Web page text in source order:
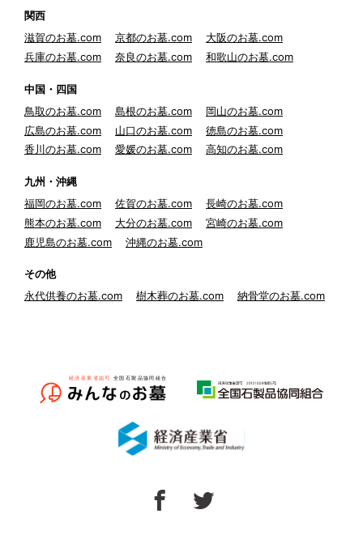
関西
滋賀のお墓.com
京都のお墓.com
大阪のお墓.com
兵庫のお墓.com
奈良のお墓.com 和歌山のお墓.com
中国・四国
鳥取のお墓.com
島根のお墓.com
岡山のお墓.com
広島のお墓.com
山口のお墓.com
徳島のお墓.com
香川のお墓.com
愛媛のお墓.com 高知のお墓.com
九州・沖縄
福岡のお墓.com
佐賀のお墓.com
長崎のお墓.com
熊本のお墓.com
大分のお墓.com
宮崎のお墓.com
鹿児島のお墓.com
沖縄のお墓.com
その他
永代供養のお墓.com
樹木葬のお墓.com 納骨堂のお墓.com